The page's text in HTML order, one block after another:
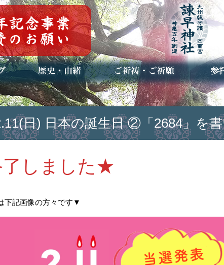
) 歴史・ご祭神
年中行事
メディア掲載 ご祈祷・ご祈願とは
安産祈願
初宮参り
七五三詣
長寿のお祝い
神前結婚式
厄祓い・方位除け
車のお祓い
地鎮祭
神葬祭（神式の葬儀） 神社とは
お参りの
日) 日本の誕生日 ②「2684」を
しました★
下記画像の方々です▼